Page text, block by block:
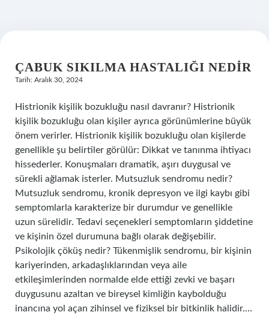
ÇABUK SIKILMA HASTALIĞI NEDIR
Tarih: Aralık 30, 2024
Histrionik kişilik bozukluğu nasıl davranır? Histrionik
kişilik bozukluğu olan kişiler ayrıca görünümlerine büyük
önem verirler. Histrionik kişilik bozukluğu olan kişilerde
genellikle şu belirtiler görülür: Dikkat ve tanınma ihtiyacı
hissederler. Konuşmaları dramatik, aşırı duygusal ve
sürekli ağlamak isterler. Mutsuzluk sendromu nedir?
Mutsuzluk sendromu, kronik depresyon ve ilgi kaybı gibi
semptomlarla karakterize bir durumdur ve genellikle
uzun sürelidir. Tedavi seçenekleri semptomların şiddetine
ve kişinin özel durumuna bağlı olarak değişebilir.
Psikolojik çöküş nedir? Tükenmişlik sendromu, bir kişinin
kariyerinden, arkadaşlıklarından veya aile
etkileşimlerinden normalde elde ettiği zevki ve başarı
duygusunu azaltan ve bireysel kimliğin kaybolduğu
inancına yol açan zihinsel ve fiziksel bir bitkinlik halidir.…